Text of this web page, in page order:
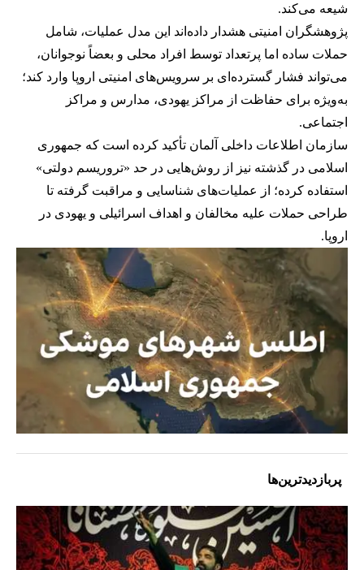
شیعه می‌کند.
پژوهشگران امنیتی هشدار داده‌اند این مدل عملیات، شامل
حملات ساده اما پرتعداد توسط افراد محلی و بعضاً نوجوانان،
می‌تواند فشار گسترده‌ای بر سرویس‌های امنیتی اروپا وارد کند؛
به‌ویژه برای حفاظت از مراکز یهودی، مدارس و مراکز
اجتماعی.
سازمان اطلاعات داخلی آلمان تأکید کرده است که جمهوری
اسلامی در گذشته نیز از روش‌هایی در حد «تروریسم دولتی»
استفاده کرده؛ از عملیات‌های شناسایی و مراقبت گرفته تا
طراحی حملات علیه مخالفان و اهداف اسرائیلی و یهودی در
اروپا.
پربازدیدترین‌ها